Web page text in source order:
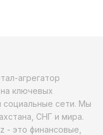
агрегатор
ключевых
социальные сети. Мы
СНГ и мира.
- это финансовые,